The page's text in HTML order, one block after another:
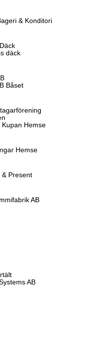
& Konditori
däck
Båset
Kupan Hemse
Hemse
& Present
AB
AB